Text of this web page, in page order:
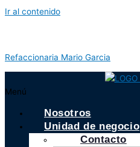
Ir al contenido
Refaccionaria Mario Garcia
Menú
Nosotros
Unidad de negocio
Contacto